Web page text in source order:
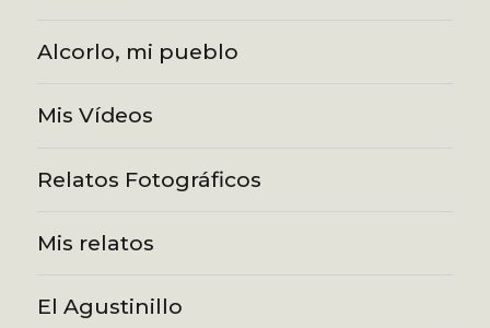
Alcorlo, mi pueblo
Mis Vídeos
Relatos Fotográficos
Mis relatos
El Agustinillo